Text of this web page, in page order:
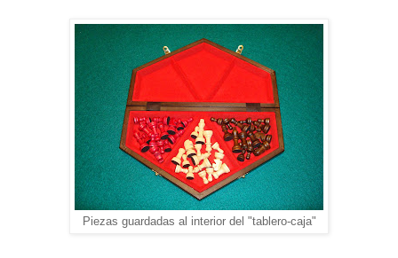
Piezas guardadas al interior del "tablero-caja"